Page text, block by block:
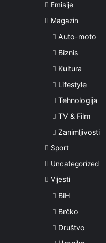
Emisije
Magazin
Auto-moto
Biznis
Kultura
Lifestyle
Tehnologija
TV & Film
Zanimljivosti
Sport
Uncategorized
Vijesti
BiH
Brčko
Društvo